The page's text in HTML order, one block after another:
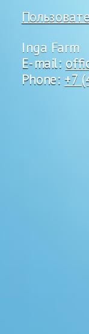
Inga Farm
E-mail:
Phone: +7